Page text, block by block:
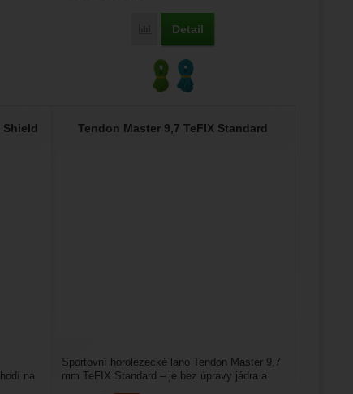
9,0 TeFIX Standard' k porovnáníPřidat 'Tendon Master Pro 9,7 Standard' k
Detail
Shield
na
Tendon Master 9,7 TeFIX Standard
Sportovní horolezecké lano Tendon Master 9,7
mm TeFIX Standard – je bez úpravy jádra a